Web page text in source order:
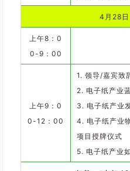
4月28日
上午8：0
0-9：00
上午9：0
0-12：00
1. 领导/嘉宾致
2. 电子纸产业
3. 电子纸产业
4. 电子纸产业
项目授牌仪式
5. 电子纸产业